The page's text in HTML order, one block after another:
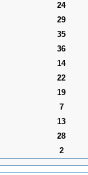
24
29
35
36
14
22
19
7
13
28
2